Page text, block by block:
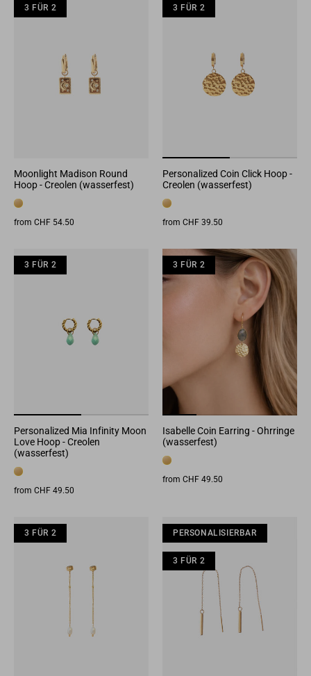
3 FÜR 2
Moonlight Madison Round
Hoop - Creolen (wasserfest)
from CHF 54.50
3 FÜR 2
3 FÜR 2
Personalized Coin Click Hoop -
Creolen (wasserfest)
from CHF 39.50
3 FÜR 2
3 FÜR 2 3 FÜR 2
Personalized Mia Infinity Moon
Love Hoop - Creolen
(wasserfest)
from CHF 49.50
3 FÜR 2
3 FÜR 2
Isabelle Coin Earring - Ohrringe
(wasserfest)
from CHF 49.50
3 FÜR 2
3 FÜR 2 3 FÜR 2
PERSONALISIERBAR
3 FÜR 2